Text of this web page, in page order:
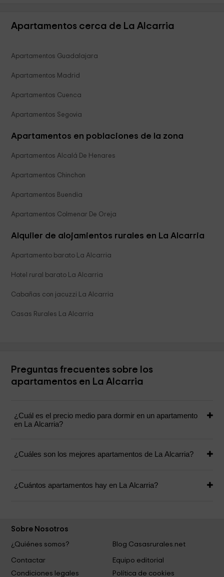
Apartamentos cerca de La Alcarria
Apartamentos Guadalajara
Apartamentos Madrid
Apartamentos Cuenca
Apartamentos Segovia
Apartamentos en poblaciones de la zona
Apartamentos Alcalá De Henares
Apartamentos Chinchon
Apartamentos Buendia
Apartamentos Colmenar De Oreja
Alquiler de alojamientos rurales en La Alcarria
Apartamento barato La Alcarria
Hotel rural barato La Alcarria
Cabañas con jacuzzi La Alcarria
Casas Rurales La Alcarria
Preguntas frecuentes sobre los
apartamentos en La Alcarria
¿Cuál es el precio medio para dormir en un apartamento
en La Alcarria?
¿Cuáles son los mejores apartamentos de La Alcarria?
¿Cuántos apartamentos hay en La Alcarria?
Sobre Nosotros
¿Quiénes somos?
Blog Casasrurales.net
Contactar
Equipo editorial
Condiciones legales
Política de cookies